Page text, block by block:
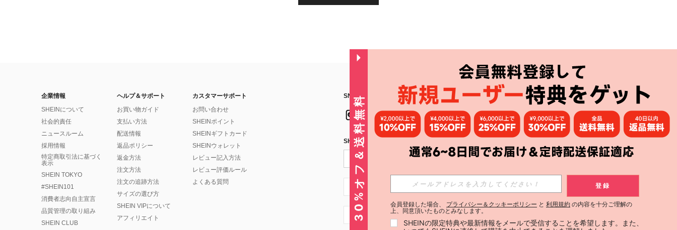
企業情報
SHEINについて
社会的責任
ニュースルーム
採用情報
特定商取引法に基づく
表示
SHEIN TOKYO
#SHEIN101
消費者志向自主宣言
品質管理の取り組み
SHEIN CLUB
ヘルプ＆サポート
お買い物ガイド
支払い方法
配送情報
返品ポリシー
返金方法
注文方法
注文の追跡方法
サイズの選び方
SHEIN VIPについて
アフィリエイト
カスタマーサポート
お問い合わせ
SHEINポイント
SHEINギフトカード
SHEINウォレット
レビュー記入方法
レビュー評価ルール
よくある質問
SNSフォローはこちら： アプリ
SHEIN STYLE NEWSを購読する
購読
JP + 81 登録する
JP + 81
30%オフ＆送料無料 登録
会員登録した場合、 プライバシー＆クッキーポリシー と 利用規約 の内容を十分ご理解の
上、同意頂いたものとみなします。
SHEINの限定特典や最新情報をメールで受信することを希望します。また、